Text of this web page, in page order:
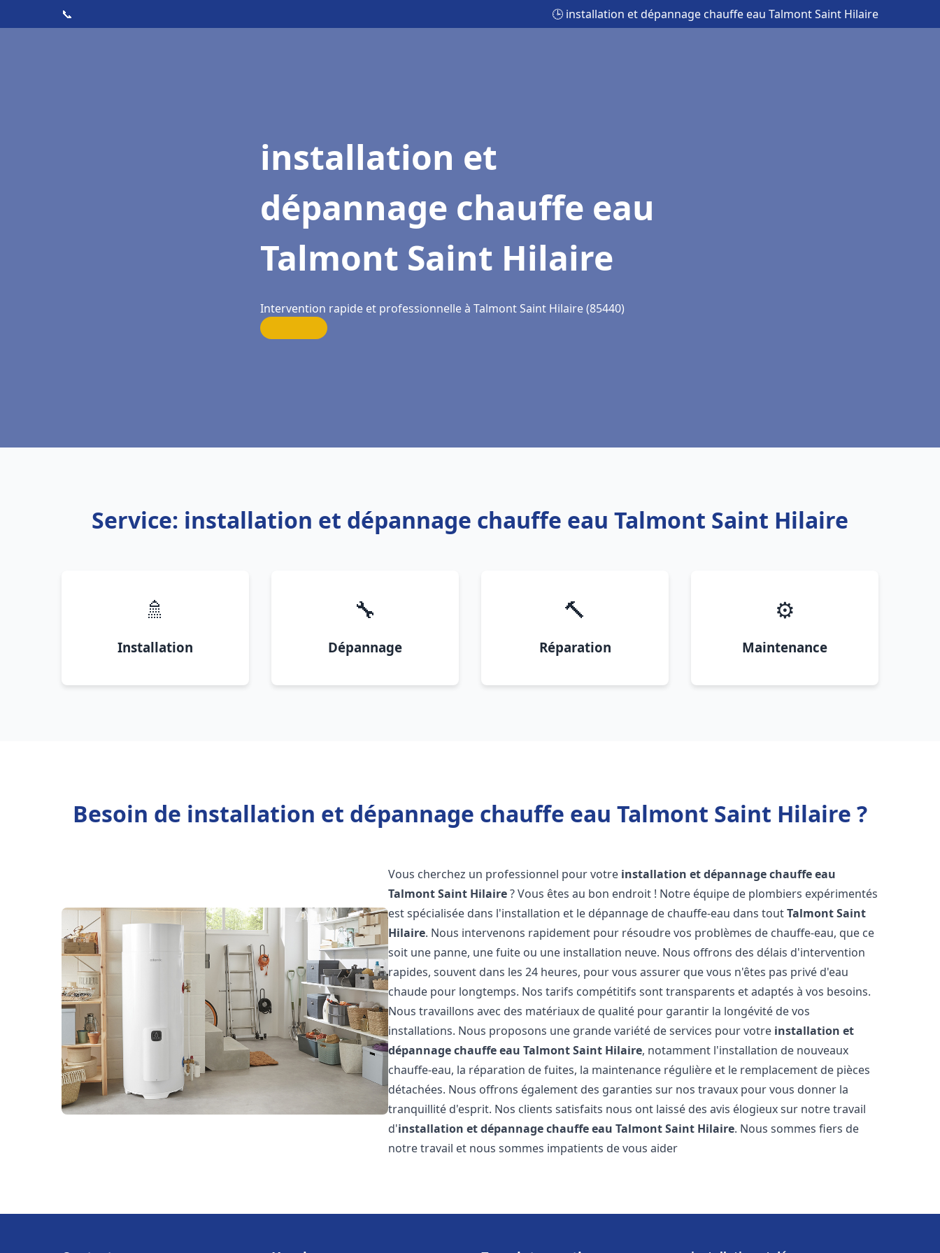
📞 🕒 installation et dépannage chauffe eau Talmont Saint Hilaire
installation et
dépannage chauffe eau
Talmont Saint Hilaire
Intervention rapide et professionnelle à Talmont Saint Hilaire (85440)
Service: installation et dépannage chauffe eau Talmont Saint Hilaire
🚿
Installation
🔧
Dépannage
🔨
Réparation
⚙️
Maintenance
Besoin de installation et dépannage chauffe eau Talmont Saint Hilaire ?
Vous cherchez un professionnel pour votre installation et dépannage chauffe eau
Talmont Saint Hilaire? Vous êtes au bon endroit ! Notre équipe de plombiers expérimentés
est spécialisée dans l'installation et le dépannage de chauffe-eau dans toutTalmont Saint
Hilaire. Nous intervenons rapidement pour résoudre vos problèmes de chauffe-eau, que ce
soit une panne, une fuite ou une installation neuve. Nous offrons des délais d'intervention
rapides, souvent dans les 24 heures, pour vous assurer que vous n'êtes pas privé d'eau
chaude pour longtemps. Nos tarifs compétitifs sont transparents et adaptés à vos besoins.
Nous travaillons avec des matériaux de qualité pour garantir la longévité de vos
installations. Nous proposons une grande variété de services pour votre installation et
dépannage chauffe eau Talmont Saint Hilaire, notamment l'installation de nouveaux
chauffe-eau, la réparation de fuites, la maintenance régulière et le remplacement de pièces
détachées. Nous offrons également des garanties sur nos travaux pour vous donner la
tranquillité d'esprit. Nos clients satisfaits nous ont laissé des avis élogieux sur notre travail
d'installation et dépannage chauffe eau Talmont Saint Hilaire. Nous sommes fiers de
notre travail et nous sommes impatients de vous aider